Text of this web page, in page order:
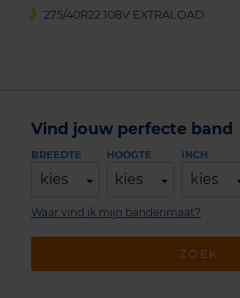
275/40R22 108V EXTRALOAD
Vind jouw perfecte band
BREEDTE
kies
HOOGTE
kies
INCH
kies
ZOEK
Waar vind ik mijn bandenmaat?